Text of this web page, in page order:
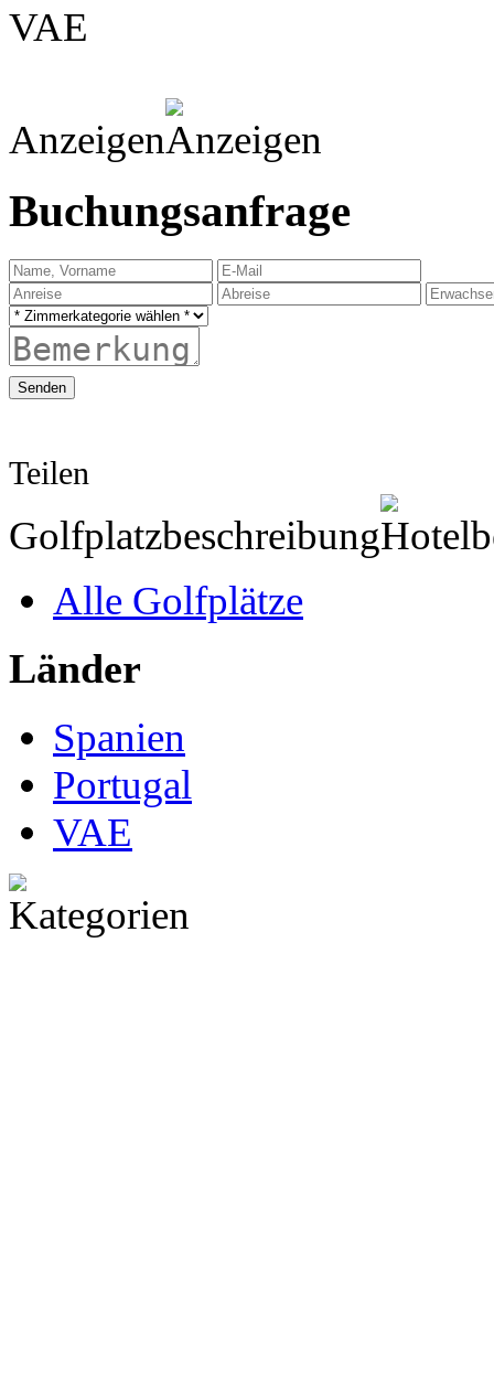
VAE
Anzeigen
Buchungsanfrage
Senden
Teilen
Golfplatzbeschreibung
Alle Golfplätze
Länder
Spanien
Portugal
VAE